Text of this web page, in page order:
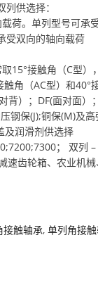
供选择：
荷。单列型号可承
受双向的轴向载荷
15°接触角（C型）
角（AC型）和40°
背）；DF(面对面）
钢保(J);铜保(M)及
及润滑剂供选择
； 双列
速齿轮箱、农业机
接触轴承, 单列角接